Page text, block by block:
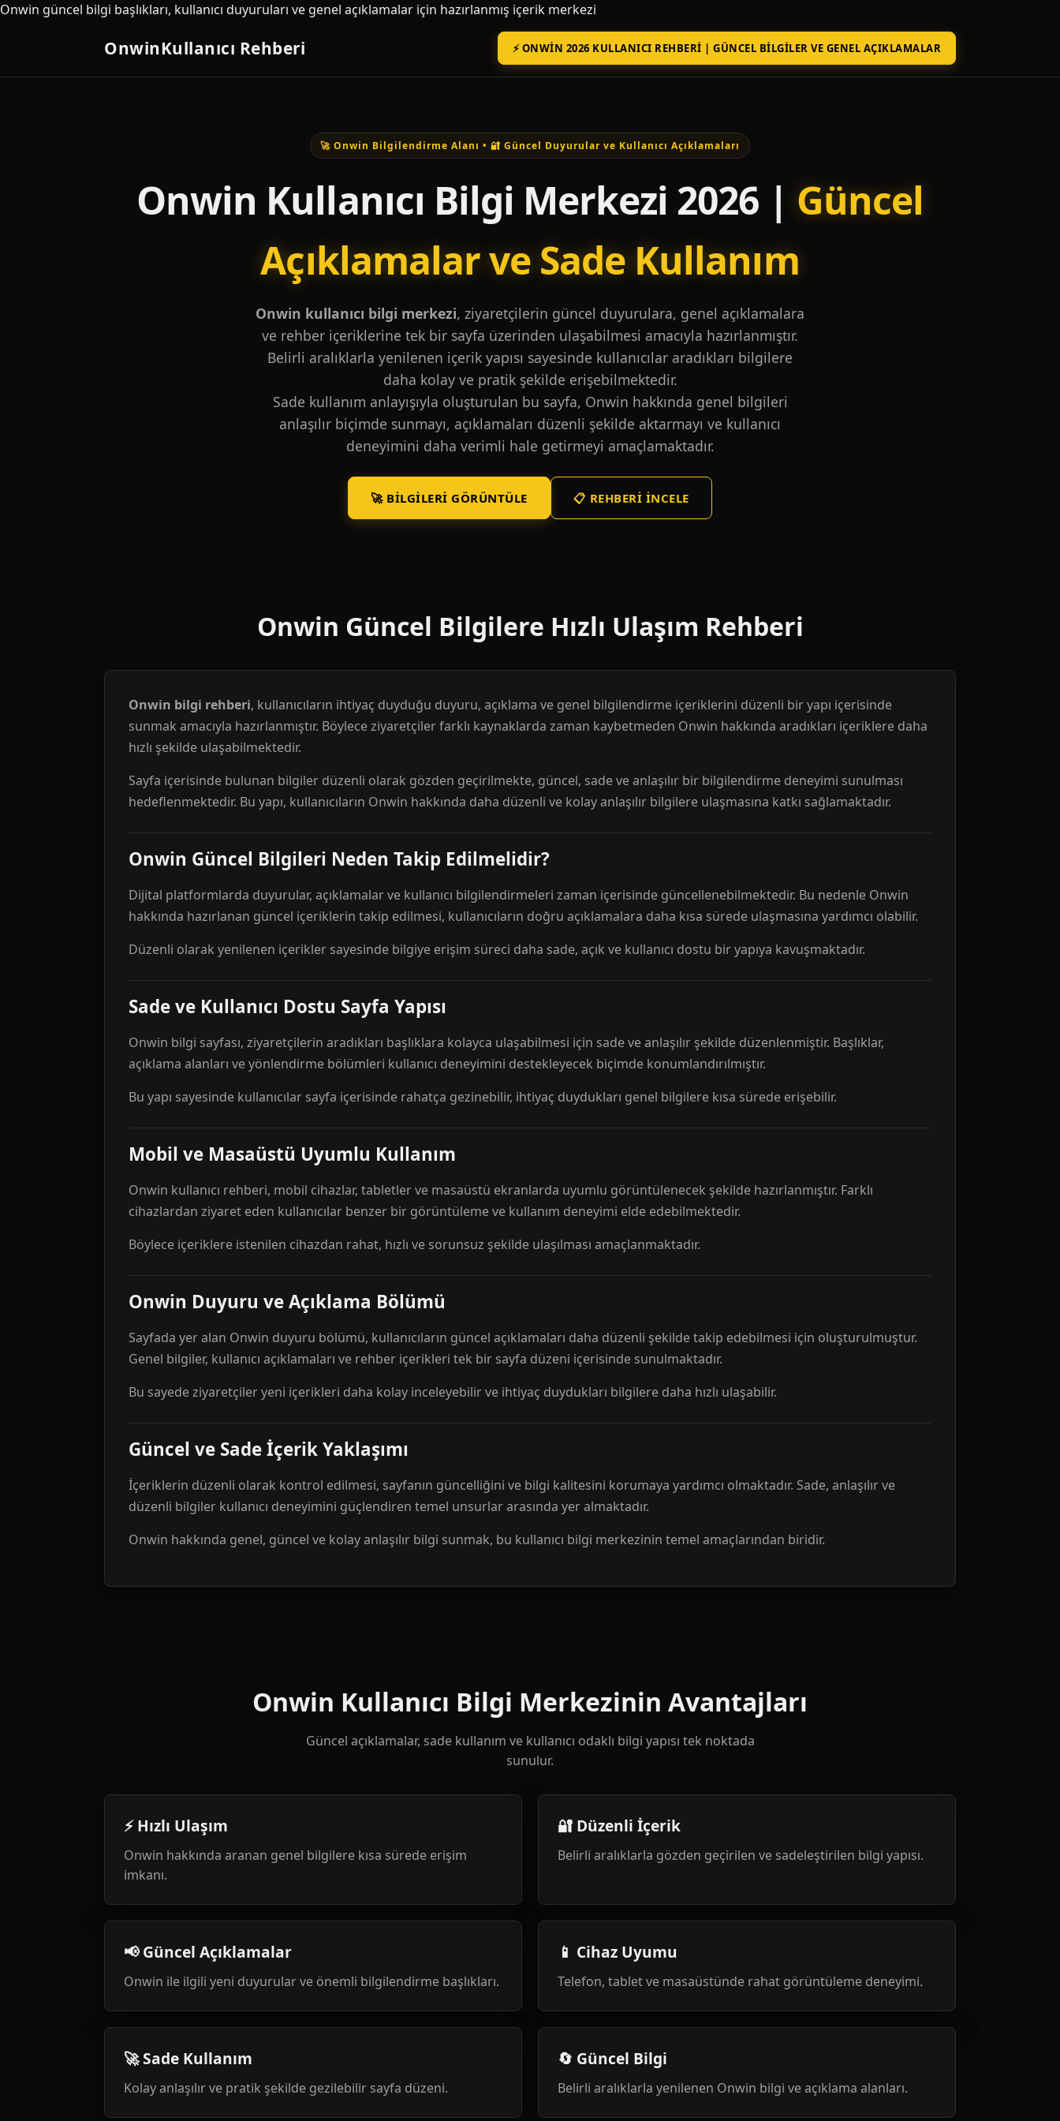
Onwin güncel bilgi başlıkları, kullanıcı duyuruları ve genel açıklamalar için hazırlanmış içerik merkezi
OnwinKullanıcı Rehberi ⚡ ONWIN 2026 KULLANICI REHBERI | GÜNCEL BILGILER VE GENEL AÇIKLAMALAR
🚀 Onwin Bilgilendirme Alanı • 🔐 Güncel Duyurular ve Kullanıcı Açıklamaları
Onwin Kullanıcı Bilgi Merkezi 2026 | Güncel
Açıklamalar ve Sade Kullanım
Onwin kullanıcı bilgi merkezi, ziyaretçilerin güncel duyurulara, genel açıklamalara
ve rehber içeriklerine tek bir sayfa üzerinden ulaşabilmesi amacıyla hazırlanmıştır.
Belirli aralıklarla yenilenen içerik yapısı sayesinde kullanıcılar aradıkları bilgilere
daha kolay ve pratik şekilde erişebilmektedir.
Sade kullanım anlayışıyla oluşturulan bu sayfa, Onwin hakkında genel bilgileri
anlaşılır biçimde sunmayı, açıklamaları düzenli şekilde aktarmayı ve kullanıcı
deneyimini daha verimli hale getirmeyi amaçlamaktadır.
🚀 BILGILERI GÖRÜNTÜLE 📋 REHBERI İNCELE
Onwin Güncel Bilgilere Hızlı Ulaşım Rehberi
Onwin bilgi rehberi, kullanıcıların ihtiyaç duyduğu duyuru, açıklama ve genel bilgilendirme içeriklerini düzenli bir yapı içerisinde
sunmak amacıyla hazırlanmıştır. Böylece ziyaretçiler farklı kaynaklarda zaman kaybetmeden Onwin hakkında aradıkları içeriklere daha
hızlı şekilde ulaşabilmektedir.
Sayfa içerisinde bulunan bilgiler düzenli olarak gözden geçirilmekte, güncel, sade ve anlaşılır bir bilgilendirme deneyimi sunulması
hedeflenmektedir. Bu yapı, kullanıcıların Onwin hakkında daha düzenli ve kolay anlaşılır bilgilere ulaşmasına katkı sağlamaktadır.
Onwin Güncel Bilgileri Neden Takip Edilmelidir?
Dijital platformlarda duyurular, açıklamalar ve kullanıcı bilgilendirmeleri zaman içerisinde güncellenebilmektedir. Bu nedenle Onwin
hakkında hazırlanan güncel içeriklerin takip edilmesi, kullanıcıların doğru açıklamalara daha kısa sürede ulaşmasına yardımcı olabilir.
Düzenli olarak yenilenen içerikler sayesinde bilgiye erişim süreci daha sade, açık ve kullanıcı dostu bir yapıya kavuşmaktadır.
Sade ve Kullanıcı Dostu Sayfa Yapısı
Onwin bilgi sayfası, ziyaretçilerin aradıkları başlıklara kolayca ulaşabilmesi için sade ve anlaşılır şekilde düzenlenmiştir. Başlıklar,
açıklama alanları ve yönlendirme bölümleri kullanıcı deneyimini destekleyecek biçimde konumlandırılmıştır.
Bu yapı sayesinde kullanıcılar sayfa içerisinde rahatça gezinebilir, ihtiyaç duydukları genel bilgilere kısa sürede erişebilir.
Mobil ve Masaüstü Uyumlu Kullanım
Onwin kullanıcı rehberi, mobil cihazlar, tabletler ve masaüstü ekranlarda uyumlu görüntülenecek şekilde hazırlanmıştır. Farklı
cihazlardan ziyaret eden kullanıcılar benzer bir görüntüleme ve kullanım deneyimi elde edebilmektedir.
Böylece içeriklere istenilen cihazdan rahat, hızlı ve sorunsuz şekilde ulaşılması amaçlanmaktadır.
Onwin Duyuru ve Açıklama Bölümü
Sayfada yer alan Onwin duyuru bölümü, kullanıcıların güncel açıklamaları daha düzenli şekilde takip edebilmesi için oluşturulmuştur.
Genel bilgiler, kullanıcı açıklamaları ve rehber içerikleri tek bir sayfa düzeni içerisinde sunulmaktadır.
Bu sayede ziyaretçiler yeni içerikleri daha kolay inceleyebilir ve ihtiyaç duydukları bilgilere daha hızlı ulaşabilir.
Güncel ve Sade İçerik Yaklaşımı
İçeriklerin düzenli olarak kontrol edilmesi, sayfanın güncelliğini ve bilgi kalitesini korumaya yardımcı olmaktadır. Sade, anlaşılır ve
düzenli bilgiler kullanıcı deneyimini güçlendiren temel unsurlar arasında yer almaktadır.
Onwin hakkında genel, güncel ve kolay anlaşılır bilgi sunmak, bu kullanıcı bilgi merkezinin temel amaçlarından biridir.
Onwin Kullanıcı Bilgi Merkezinin Avantajları
Güncel açıklamalar, sade kullanım ve kullanıcı odaklı bilgi yapısı tek noktada
sunulur.
⚡ Hızlı Ulaşım
Onwin hakkında aranan genel bilgilere kısa sürede erişim
imkanı.
🔐 Düzenli İçerik
Belirli aralıklarla gözden geçirilen ve sadeleştirilen bilgi yapısı.
📢 Güncel Açıklamalar
Onwin ile ilgili yeni duyurular ve önemli bilgilendirme başlıkları.
📱 Cihaz Uyumu
Telefon, tablet ve masaüstünde rahat görüntüleme deneyimi.
🚀 Sade Kullanım
Kolay anlaşılır ve pratik şekilde gezilebilir sayfa düzeni.
🔄 Güncel Bilgi
Belirli aralıklarla yenilenen Onwin bilgi ve açıklama alanları.